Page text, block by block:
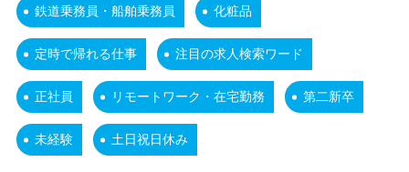
鉄道乗務員・船舶乗務員 化粧品
定時で帰れる仕事 注目の求人検索ワード
正社員 リモートワーク・在宅勤務 第二新卒
未経験 土日祝日休み